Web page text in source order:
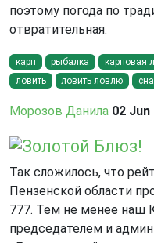
поэтому погода по
отвратительная.
карп рыбалка карповая
ловить
ловить ловлю
Морозов Данила 02 Jun
Золотой Блюз!
Так сложилось, что
Пензенской области
777. Тем не менее наш
председателем и